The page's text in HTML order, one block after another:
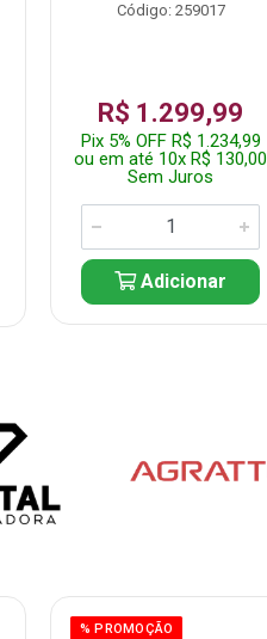
Código: 259017
R$ 1.299,99
Pix 5% OFF R$ 1.234,99
ou em até 10x R$ 130,00
Sem Juros
Adicionar
% PROMOÇÃO